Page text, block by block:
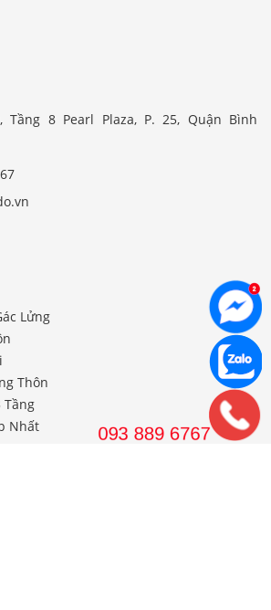
Tầng 8 Pearl Plaza, P. 25, Quận Bình
Lửng
Thôn
Tầng
Nhất